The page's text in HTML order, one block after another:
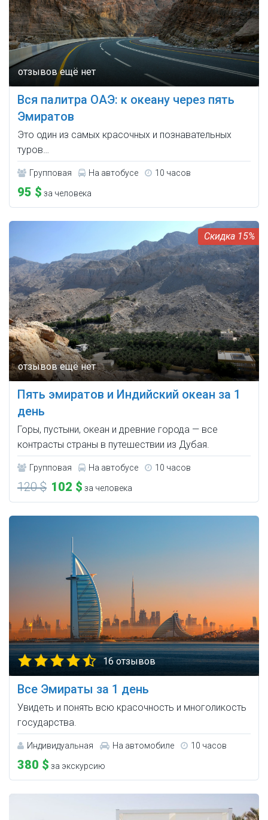
Вся палитра ОАЭ: к океану через пять
Эмиратов
Это один из самых красочных и познавательных
туров…
Групповая На автобусе 10 часов
95 $ за человека
15%
Пять эмиратов и Индийский океан за 1
день
Горы, пустыни, океан и древние города — все
контрасты страны в путешествии из Дубая.
Групповая На автобусе 10 часов
120 $ 102 $ за человека
16 отзывов
Все Эмираты за 1 день
Увидеть и понять всю красочность и многоликость
государства.
Индивидуальная На автомобиле 10 часов
380 $ за экскурсию